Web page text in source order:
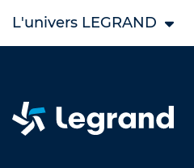
L'univers LEGRAND
Accueil Legrand Occasion